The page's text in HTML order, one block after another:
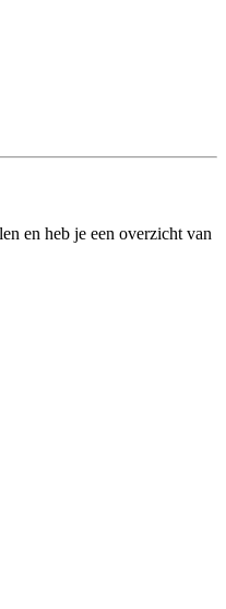
en heb je een overzicht van